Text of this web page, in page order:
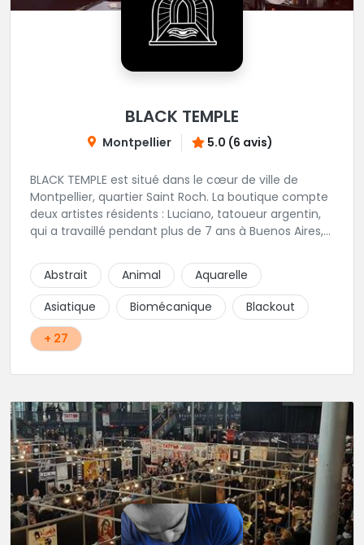
BLACK TEMPLE
Montpellier 5.0 (6 avis)
BLACK TEMPLE est situé dans le cœur de ville de
Montpellier, quartier Saint Roch. La boutique compte
deux artistes résidents : Luciano, tatoueur argentin,
qui a travaillé pendant plus de 7 ans à Buenos Aires,
qui a travaillé dans plusieurs boutiques de la ville
avant de rejoindre notre équipe. La boutique
accueille plusieurs artistes tatoueurs en tant que
guests tout au long de l'année afin de proposer
d'autres styles.
Abstrait Animal
Aquarelle
Asiatique
Biomécanique
Blackout
+ 27